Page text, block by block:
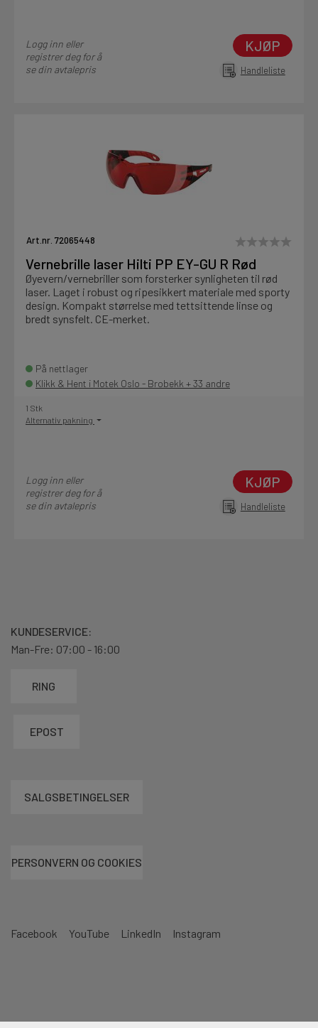
Logg inn eller
registrer deg for å
se din avtalepris
KJØP
Handleliste
Art.nr. 72065448
Vernebrille laser Hilti PP EY-GU R Rød
Øyevern/vernebriller som forsterker synligheten til rød
laser. Laget i robust og ripesikkert materiale med sporty
design. Kompakt størrelse med tettsittende linse og
bredt synsfelt. CE-merket.
På nettlager
Klikk & Hent i Motek Oslo - Brobekk + 33 andre
1 Stk
Alternativ pakning
Logg inn eller
registrer deg for å
se din avtalepris
KJØP
Handleliste
Facebook YouTube LinkedIn Instagram
KUNDESERVICE:
Man-Fre: 07:00 - 16:00
RING
EPOST
SALGSBETINGELSER
PERSONVERN OG COOKIES